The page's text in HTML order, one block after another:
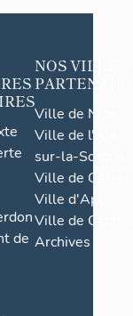
de
NOS VILLES
Ville de Nice
Ville de l'Isle-
sur-la-Sorgue
Ville de Grasse
Ville d'Apt
Ville de
Archives